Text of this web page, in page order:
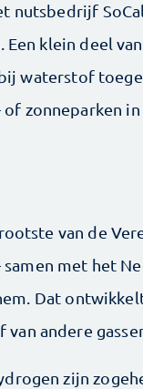
nutsbedrijf
klein deel
waterstof
zonneparken
van de
met het
Dat
andere
zijn